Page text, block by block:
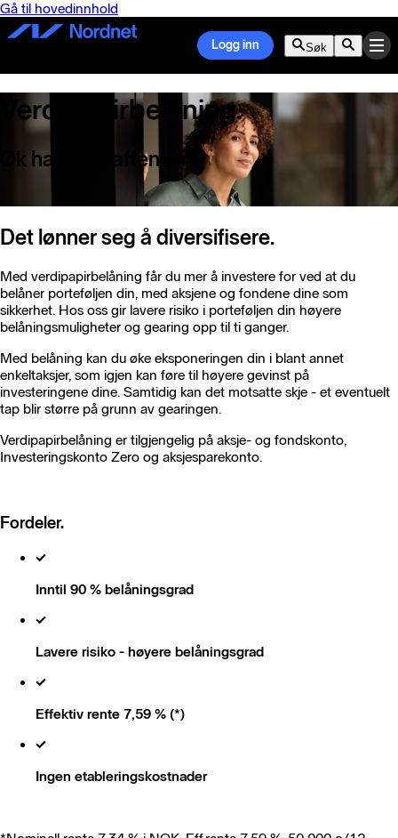
Gå til hovedinnhold
Logg inn Søk
Verdipapir­belåning.
Øk handlekraften din.
Det lønner seg å diversifisere.
Med verdipapirbelåning får du mer å investere for ved at du
belåner porteføljen din, med aksjene og fondene dine som
sikkerhet. Hos oss gir lavere risiko i porteføljen din høyere
belåningsmuligheter og gearing opp til ti ganger.
Med belåning kan du øke eksponeringen din i blant annet
enkeltaksjer, som igjen kan føre til høyere gevinst på
investeringene dine. Samtidig kan det motsatte skje - et eventuelt
tap blir større på grunn av gearingen.
Verdipapirbelåning er tilgjengelig på aksje- og fondskonto,
Investeringskonto Zero og aksjesparekonto.
Fordeler.
Inntil 90 % belåningsgrad
Lavere risiko - høyere belåningsgrad
Effektiv rente 7,59 % (*)
Ingen etableringskostnader